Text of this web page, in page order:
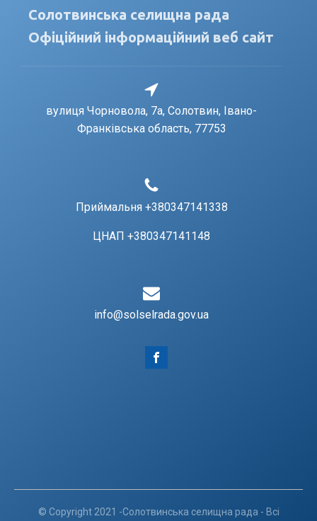
Солотвинська селищна рада
Офіційний інформаційний веб сайт
вулиця Чорновола, 7a, Солотвин, Івано-
Франківська область, 77753
Приймальня +380347141338
ЦНАП +380347141148
info@solselrada.gov.ua
© Copyright 2021 -Солотвинська селищна рада - Всі